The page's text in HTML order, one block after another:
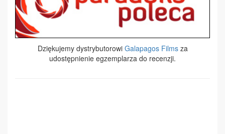
Dziękujemy dystrybutorowi Galapagos Filmsza
udostępnienie egzemplarza do recenzji.